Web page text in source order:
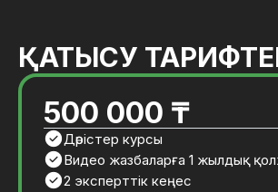
ҚАТЫСУ
500 000 ₸
Дәрістер курсы
Видео жазбаларға 1 жылдық
2 эксперттік кеңес